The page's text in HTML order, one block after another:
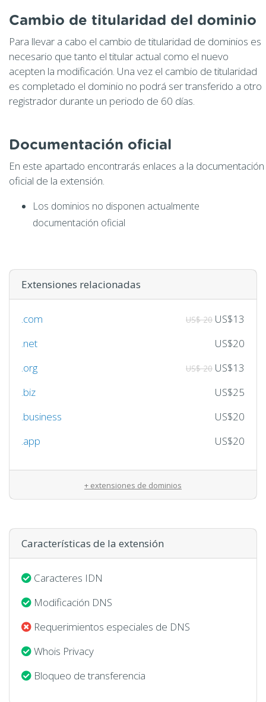
Cambio de titularidad del dominio
Para llevar a cabo el cambio de titularidad de dominios es
necesario que tanto el titular actual como el nuevo
acepten la modificación. Una vez el cambio de titularidad
es completado el dominio no podrá ser transferido a otro
registrador durante un periodo de 60 días.
Documentación oficial
En este apartado encontrarás enlaces a la documentación
oficial de la extensión.
Los dominios no disponen actualmente
documentación oficial
Extensiones relacionadas
.com US$ 20 US$13
.net
US$20
.org
US$ 20 US$13
.biz
US$25
.business
US$20
.app
US$20
+ extensiones de dominios
Características de la extensión
Caracteres IDN
Modificación DNS
Requerimientos especiales de DNS
Whois Privacy
Bloqueo de transferencia